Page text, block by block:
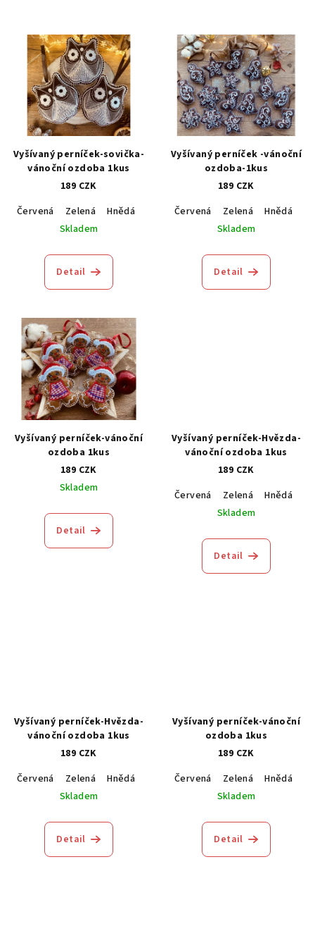
Vyšívaný perníček-sovička-
vánoční ozdoba 1kus
189 CZK
Červená
Zelená Hnědá
Modrá
Skladem
Detail
Vyšívaný perníček -vánoční
ozdoba-1kus
189 CZK
Červená
Zelená Hnědá
Skladem
Detail
Vyšívaný perníček-vánoční
ozdoba 1kus
189 CZK
Skladem
Detail
Vyšívaný perníček-Hvězda-
vánoční ozdoba 1kus
189 CZK
Červená
Zelená Hnědá
Skladem
Detail
Vyšívaný perníček-Hvězda-
vánoční ozdoba 1kus
189 CZK
Červená
Zelená Hnědá
Modrá
Skladem
Detail
Vyšívaný perníček-vánoční
ozdoba 1kus
189 CZK
Červená
Zelená Hnědá
Skladem
Detail